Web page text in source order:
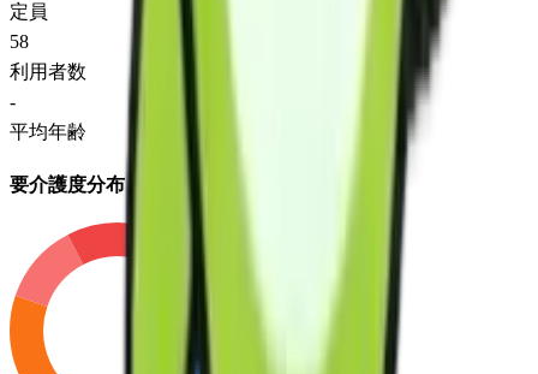
定員
58
利用者数
-
平均年齢
要介護度分布